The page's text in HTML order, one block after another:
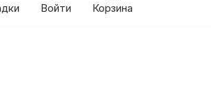
Войти Корзина